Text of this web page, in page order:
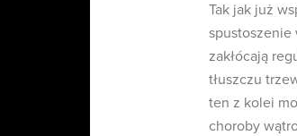
Tak jak już
spustoszenie
zakłócają
tłuszczu
ten z kolei
choroby